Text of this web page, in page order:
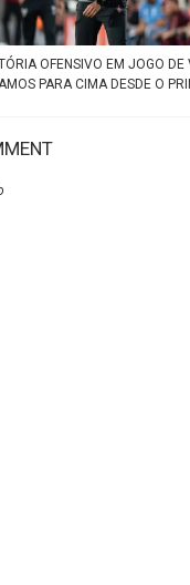
OFENSIVO EM JOGO DE
PARA CIMA DESDE O